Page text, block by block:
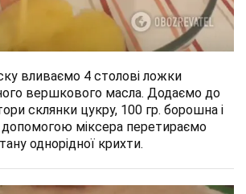
вливаємо 4 столові ложки
вершкового масла. Додаємо до
склянки цукру, 100 гр. борошна і
допомогою міксера перетираємо
однорідної крихти.